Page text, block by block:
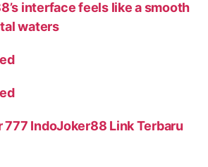
interface feels like a smooth
waters
777 IndoJoker88 Link Terbaru